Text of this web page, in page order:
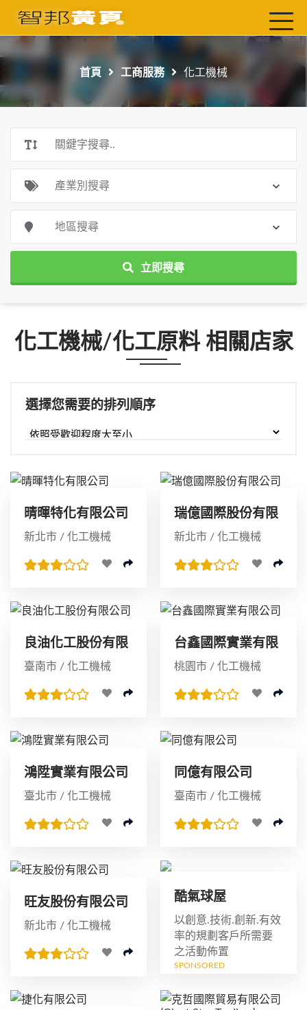
首頁
最新店家
吃喝玩樂
玩樂導航主題行程
聯絡我們
首頁 工商服務 化工機械
立即搜尋
化工機械/化工原料 相關店家
選擇您需要的排列順序
晴暉特化有限公司
新北市 / 化工機械
瑞億國際股份有限
公司
新北市 / 化工機械
良油化工股份有限
公司
臺南市 / 化工機械
台鑫國際實業有限
公司
桃園市 / 化工機械
鴻陞實業有限公司
臺北市 / 化工機械
同億有限公司
臺南市 / 化工機械
旺友股份有限公司
新北市 / 化工機械
酷氣球屋
以創意.技術.創新.有效
率的規劃客戶所需要
之活動佈置
SPONSORED